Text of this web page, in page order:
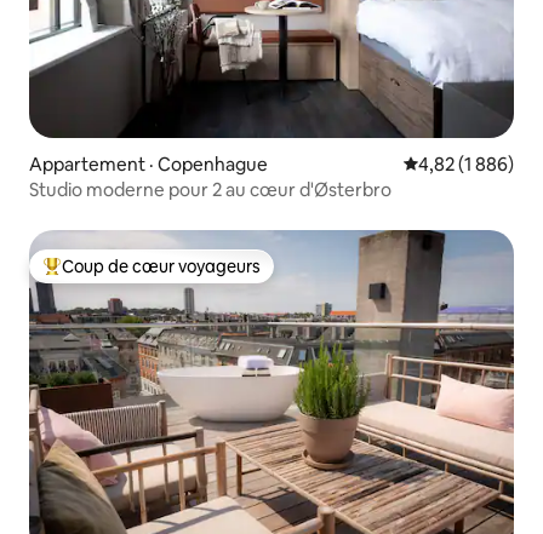
Appartement · Copenhague Note moyenne
4,82 (1 886)
Studio moderne pour 2 au cœur d'Østerbro
Coup de cœur voyageurs parmi les plus aimés
Coup de cœur voyageurs